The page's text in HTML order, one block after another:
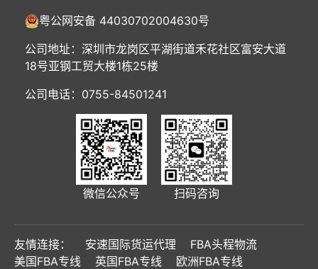
粤公网安备 44030702004630号
公司地址：深圳市龙岗区平湖街道禾花社区富安大道
18号亚钢工贸大楼1栋25楼
公司电话：0755-84501241
微信公众号 扫码咨询
友情连接： 安速国际货运代理
FBA头程物流
美国FBA专线
英国FBA专线 欧洲FBA专线